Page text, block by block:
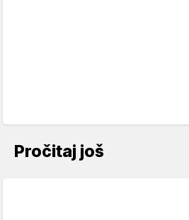
Pročitaj još